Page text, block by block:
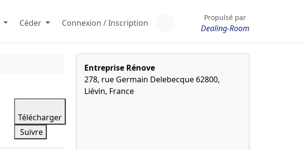
Céder Connexion / Inscription
Propulsé par
Dealing-Room
Télécharger
Suivre
Entreprise Rénove
278, rue Germain Delebecque 62800,
Liévin, France